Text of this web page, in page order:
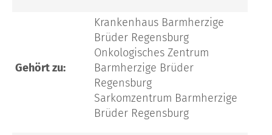
Gehört zu:
Krankenhaus Barmherzige
Brüder Regensburg
Onkologisches Zentrum
Barmherzige Brüder
Regensburg
Sarkomzentrum Barmherzige
Brüder Regensburg